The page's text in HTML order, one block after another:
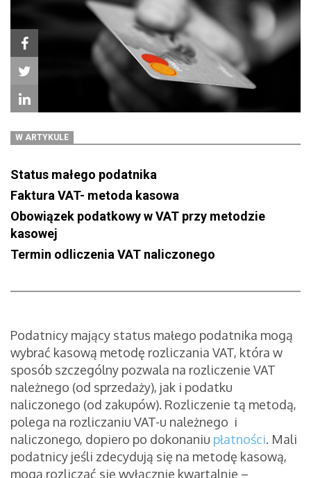
W ARTYKULE
Status małego podatnika
Faktura VAT- metoda kasowa
Obowiązek podatkowy w VAT przy metodzie
kasowej
Termin odliczenia VAT naliczonego
Podatnicy mający status małego podatnika mogą
wybrać kasową metodę rozliczania VAT, która w
sposób szczególny pozwala na rozliczenie VAT
należnego (od sprzedaży), jak i podatku
naliczonego (od zakupów). Rozliczenie tą metodą,
polega na rozliczaniu VAT-u należnego i
naliczonego, dopiero po dokonaniu płatności. Mali
podatnicy jeśli zdecydują się na metodę kasową,
mogą rozliczać się wyłącznie kwartalnie –